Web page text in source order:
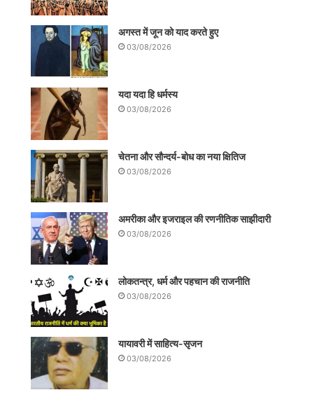
अगस्त में जून को याद करते हुए
03/08/2026
यदा यदा हि धर्मस्य
03/08/2026
चेतना और सौन्दर्य-बोध का नया क्षितिज
03/08/2026
अमरीका और इजराइल की रणनीतिक साझीदारी
03/08/2026
लोकतन्त्र, धर्म और पहचान की राजनीति
03/08/2026
यायावरी में साहित्य-सृजन
03/08/2026